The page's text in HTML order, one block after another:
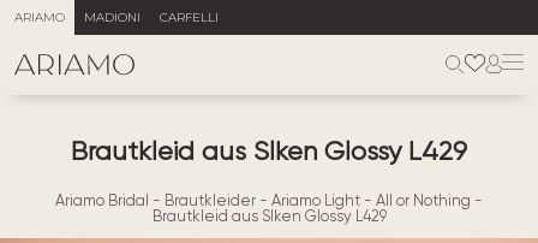
ARIAMO MADIONI CARFELLI
Brautkleid aus Slken Glossy L429
Ariamo Bridal - Brautkleider - Ariamo Light - All or Nothing -
Brautkleid aus Slken Glossy L429